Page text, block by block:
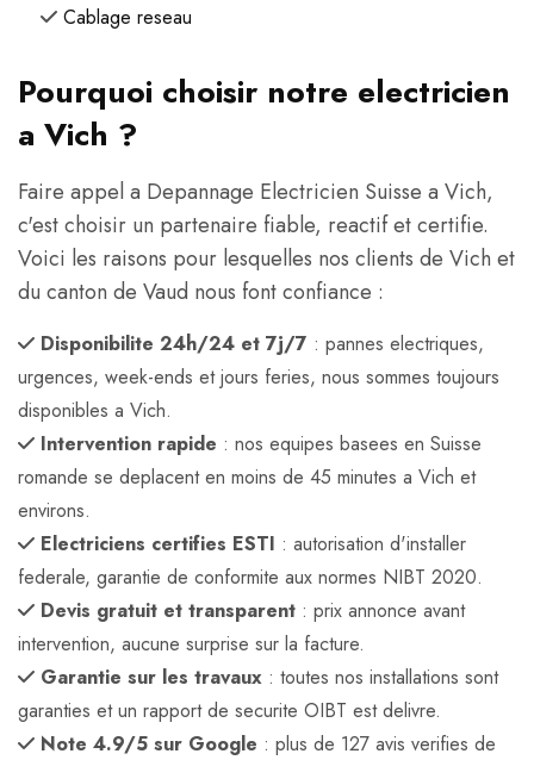
Cablage reseau
Pourquoi choisir notre electricien
a Vich ?
Faire appel a Depannage Electricien Suisse a Vich,
c'est choisir un partenaire fiable, reactif et certifie.
Voici les raisons pour lesquelles nos clients de Vich et
du canton de Vaud nous font confiance :
Disponibilite 24h/24 et 7j/7 : pannes electriques,
urgences, week-ends et jours feries, nous sommes toujours
disponibles a Vich.
Intervention rapide : nos equipes basees en Suisse
romande se deplacent en moins de 45 minutes a Vich et
environs.
Electriciens certifies ESTI : autorisation d'installer
federale, garantie de conformite aux normes NIBT 2020.
Devis gratuit et transparent : prix annonce avant
intervention, aucune surprise sur la facture.
Garantie sur les travaux : toutes nos installations sont
garanties et un rapport de securite OIBT est delivre.
Note 4.9/5 sur Google : plus de 127 avis verifies de